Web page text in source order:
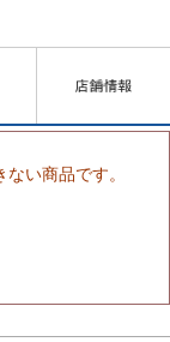
い商品です。